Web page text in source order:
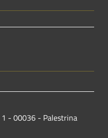
1 - 00036 - Palestrina